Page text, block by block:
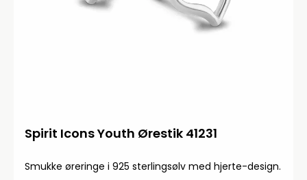
Spirit Icons Youth Ørestik 41231
Smukke øreringe i 925 sterlingsølv med hjerte-design.